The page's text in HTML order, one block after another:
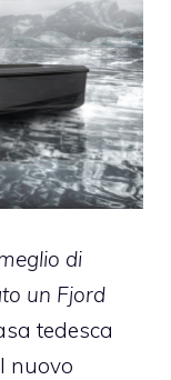
di
un Fjord
tedesca
nuovo